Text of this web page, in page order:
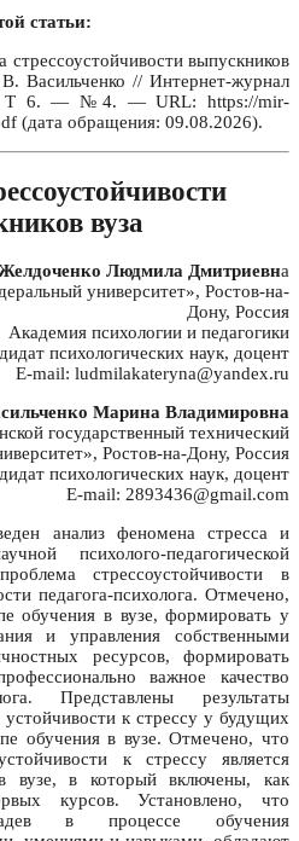
статьи:
стрессоустойчивости выпускников
Васильченко // Интернет-журнал
Т 6. — №4. — URL: https://mir-
(дата обращения: 09.08.2026).
вуза
Людмила Дмитриевна
университет», Ростов-на-
Дону, Россия
Академия психологии и педагогики
психологических наук, доцент
E-mail: ludmilakateryna@yandex.ru
Марина Владимировна
государственный технический
Ростов-на-Дону, Россия
психологических наук, доцент
E-mail: 2893436@gmail.com
анализ феномена стресса и
психолого-педагогической
стрессоустойчивости в
педагога-психолога. Отмечено,
обучения в вузе, формировать у
и управления собственными
ресурсов, формировать
важное качество
Представлены результаты
устойчивости к стрессу у будущих
обучения в вузе. Отмечено, что
к стрессу является
вузе, в который включены, как
курсов. Установлено, что
в процессе обучения